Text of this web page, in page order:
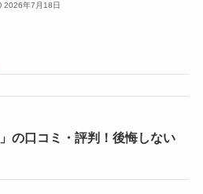
2026年7月18日
の口コミ・評判！後悔しない